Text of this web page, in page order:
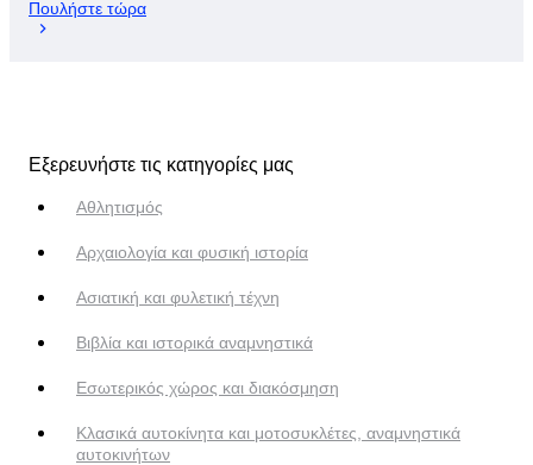
Πουλήστε τώρα
Εξερευνήστε τις κατηγορίες μας
Αθλητισμός
Αρχαιολογία και φυσική ιστορία
Ασιατική και φυλετική τέχνη
Βιβλία και ιστορικά αναμνηστικά
Εσωτερικός χώρος και διακόσμηση
Κλασικά αυτοκίνητα και μοτοσυκλέτες, αναμνηστικά
αυτοκινήτων